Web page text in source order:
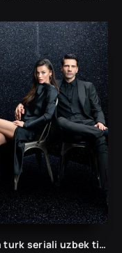
Hukm turk seriali uzbek tilida /Хукм турк сериали ўзбек тилида/ 203. 204. 205. 206. 207. 208. 209. 210. 211. 212. 213. 214. 215 barcha qismlari.